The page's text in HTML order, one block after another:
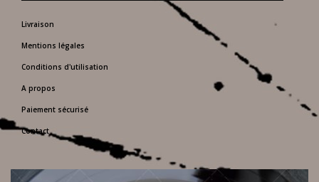
Livraison
Mentions légales
Conditions d'utilisation
A propos
Paiement sécurisé
Contact